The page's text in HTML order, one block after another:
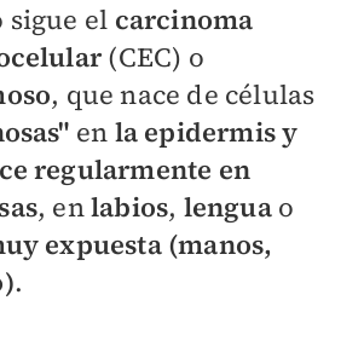
sigue el carcinoma
(CEC) o
, que nace de células
en la epidermis y
regularmente en
, enlabios, lenguao
expuesta (manos,
.